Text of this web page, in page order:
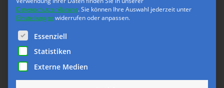
Datenschutzerklärung.Sie können Ihre Auswahl jederzeit unter
Einstellungenwiderrufen oder anpassen.
Es folgt eine Liste der Service-Gruppen, für die eine
Essenziell
Statistiken
Externe Medien